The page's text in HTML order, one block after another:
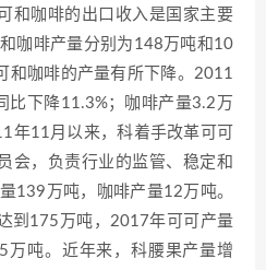
和咖啡的出口收入是国家主要
咖啡产量分别为148万吨和10
和咖啡的产量有所下降。2011
比下降11.3%；咖啡产量3.2万
年11月以来，科着手改革可可
会，负责行业的监管、稳定和
139万吨，咖啡产量12万吨。
到175万吨，2017年可可产量
万吨。近年来，科腰果产量增